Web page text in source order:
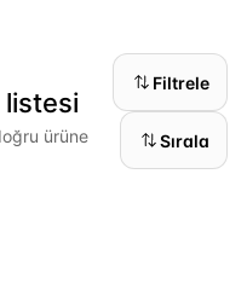
listesi
ürüne
Filtrele
Sırala